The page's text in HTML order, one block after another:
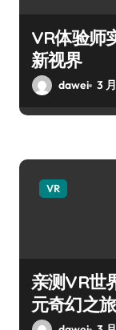
VR体验师
新视界
dawei 3
VR
亲测VR世
元奇幻之旅